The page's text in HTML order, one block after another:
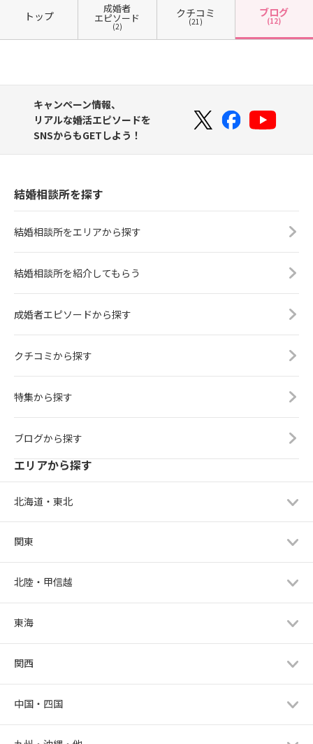
トップ
成婚者
エピソード
(2)
クチコミ
(21)
ブログ
(12)
キャンペーン情報、
リアルな婚活エピソードを
SNSからもGETしよう！
結婚相談所を探す
結婚相談所をエリアから探す
結婚相談所を紹介してもらう
成婚者エピソードから探す
クチコミから探す
特集から探す
ブログから探す
エリアから探す
北海道・東北
関東
北陸・甲信越
東海
関西
中国・四国